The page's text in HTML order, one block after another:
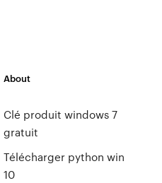
About
Clé produit windows 7
gratuit
Télécharger python win
10